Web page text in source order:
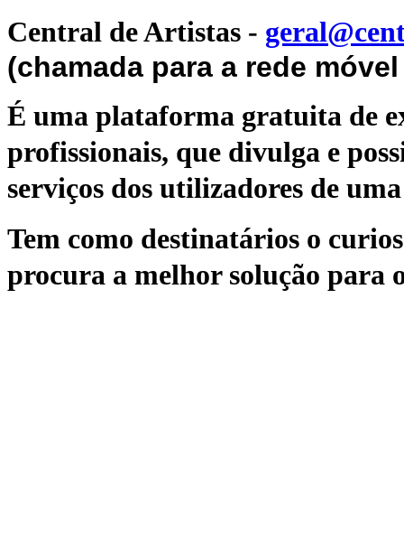
Central de Artistas -
(chamada para a rede
É uma plataforma gratuita de
profissionais, que divulga e
serviços dos utilizadores de
Tem como destinatários o
procura a melhor solução para